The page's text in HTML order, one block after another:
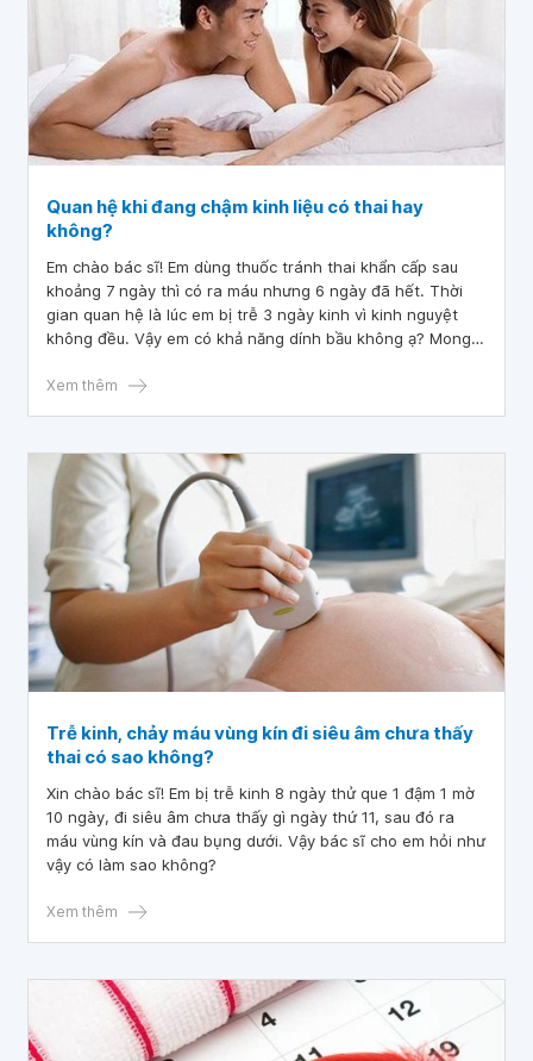
Quan hệ khi đang chậm kinh liệu có thai hay
không?
Em chào bác sĩ! Em dùng thuốc tránh thai khẩn cấp sau
khoảng 7 ngày thì có ra máu nhưng 6 ngày đã hết. Thời
gian quan hệ là lúc em bị trễ 3 ngày kinh vì kinh nguyệt
không đều. Vậy em có khả năng dính bầu không ạ? Mong
Xem thêm
Trễ kinh, chảy máu vùng kín đi siêu âm chưa thấy
thai có sao không?
Xin chào bác sĩ! Em bị trễ kinh 8 ngày thử que 1 đậm 1 mờ
10 ngày, đi siêu âm chưa thấy gì ngày thứ 11, sau đó ra
máu vùng kín và đau bụng dưới. Vậy bác sĩ cho em hỏi như
vậy có làm sao không?
Xem thêm